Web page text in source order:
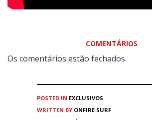
COMENTÁRIOS
Os comentários estão fechados.
POSTED IN EXCLUSIVOS
WRITTEN BY ONFIRE SURF